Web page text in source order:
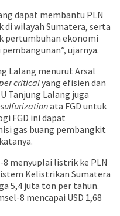
dapat membantu PLN
wilayah Sumatera, serta
pertumbuhan ekonomi
ujarnya.
Lalang menurut Arsal
criticalyang efisien dan
Tanjung Lalang juga
ata FGD untuk
FGD ini dapat
gas buang pembangkit
menyuplai listrik ke PLN
Kelistrikan Sumatera
5,4 juta ton per tahun.
8 mencapai USD 1,68